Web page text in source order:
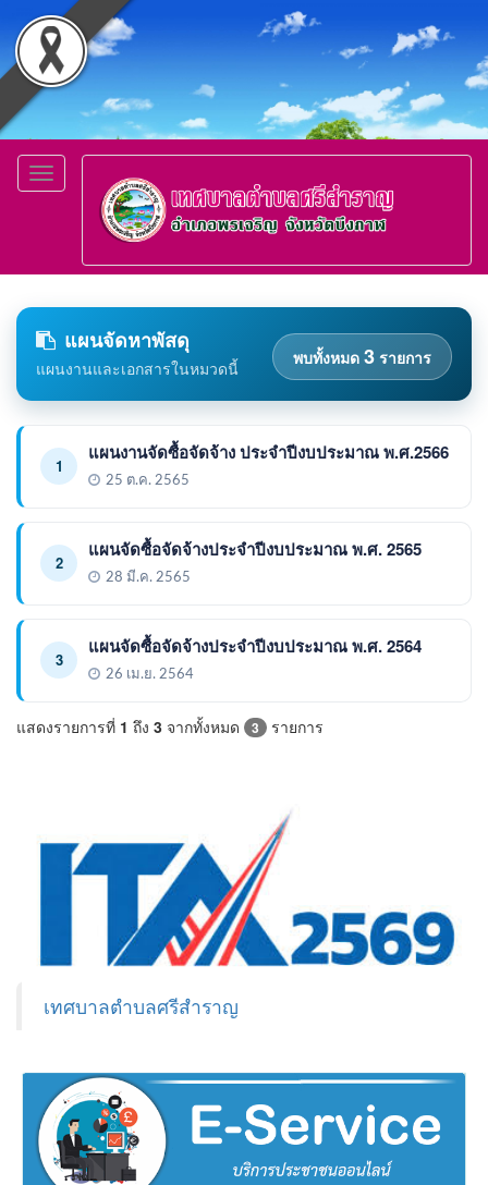
Toggle
navigation
แผนจัดหาพัสดุ
แผนงานและเอกสารในหมวดนี้
พบทั้งหมด 3 รายการ
1
แผนงานจัดซื้อจัดจ้าง ประจำปีงบประมาณ พ.ศ.2566
25 ต.ค. 2565
2
แผนจัดซื้อจัดจ้างประจำปีงบประมาณ พ.ศ. 2565
28 มี.ค. 2565
3
แผนจัดซื้อจัดจ้างประจำปีงบประมาณ พ.ศ. 2564
26 เม.ย. 2564
แสดงรายการที่ 1 ถึง 3 จากทั้งหมด 3 รายการ
เทศบาลตำบลศรีสำราญ